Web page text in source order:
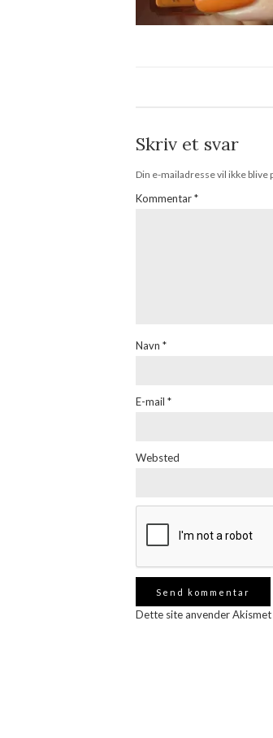
Skriv et svar
Din e-mailadresse vil ikke blive
Kommentar*
Navn *
E-mail *
Websted
Dette site anvender